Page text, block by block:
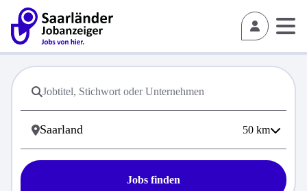
50 km
Jobs finden